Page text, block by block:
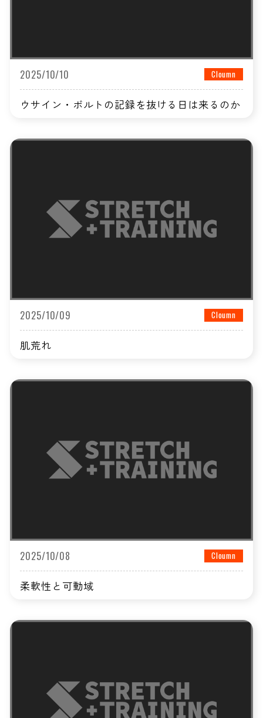
2025/10/10 Cloumn
ウサイン・ボルトの記録を抜ける日は来るのか
2025/10/09 Cloumn
肌荒れ
2025/10/08 Cloumn
柔軟性と可動域